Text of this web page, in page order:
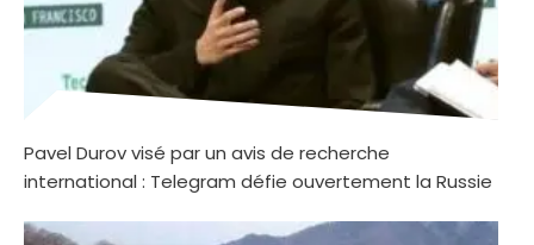
Pavel Durov visé par un avis de recherche
international : Telegram défie ouvertement la Russie